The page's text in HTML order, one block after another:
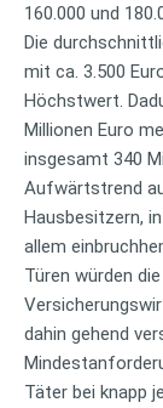
160.000 und
Die
mit ca. 3.500
Höchstwert.
Millionen Euro
insgesamt 340
Aufwärtstrend
Hausbesitzern,
allem
Türen würden
dahin gehend
Täter bei knapp